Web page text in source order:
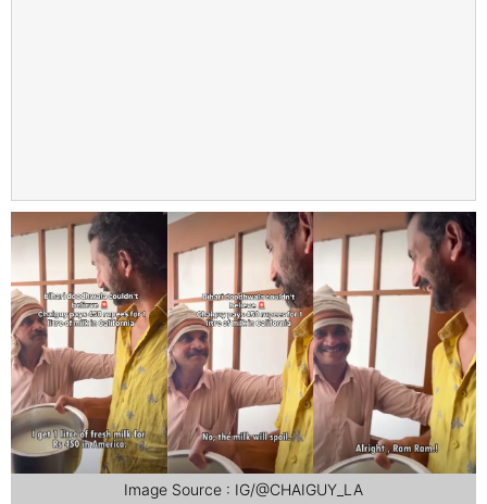
Image Source : IG/@CHAIGUY_LA